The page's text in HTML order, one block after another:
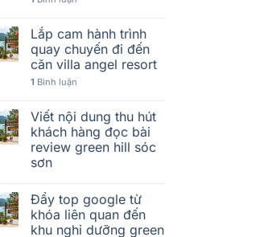
Lắp cam hành trình
quay chuyến đi đến
căn villa angel resort
1 Bình luận
Viết nội dung thu hút
khách hàng đọc bài
review green hill sóc
sơn
Đẩy top google từ
khóa liên quan đến
khu nghỉ dưỡng green